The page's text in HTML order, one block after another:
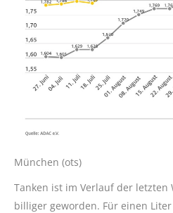
München (ots)
Tanken ist im Verlauf der letzten
billiger geworden. Für einen